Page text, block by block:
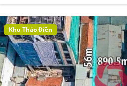
Khu Thảo Điền